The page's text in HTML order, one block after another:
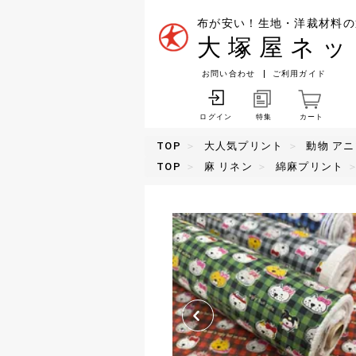
布が安い！生地・洋裁材料
大塚屋ネ
お問い合わせ ご利用ガイド
ログイン 特集 カート
TOP 大人気プリント
動物 ア
TOP
麻 リネン 綿麻プリント